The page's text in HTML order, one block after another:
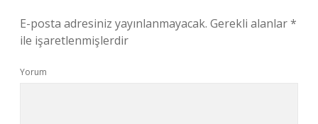
E-posta adresiniz yayınlanmayacak. Gerekli alanlar*
ile işaretlenmişlerdir
Yorum